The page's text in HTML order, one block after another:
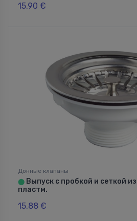
15.90 €
Донные клапаны
⬤ Выпуск с пробкой и сеткой
пластм.
15.88 €